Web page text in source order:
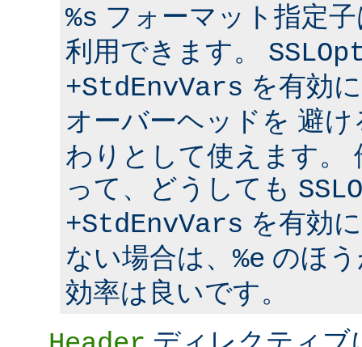
%s フォーマット指定
利用できます。
+StdEnvVars を有効
オーバーヘッドを 避け
わりとして使えます。
って、どうしても
+StdEnvVars を有効
ない場合は、 %e のほ
効率は良いです。